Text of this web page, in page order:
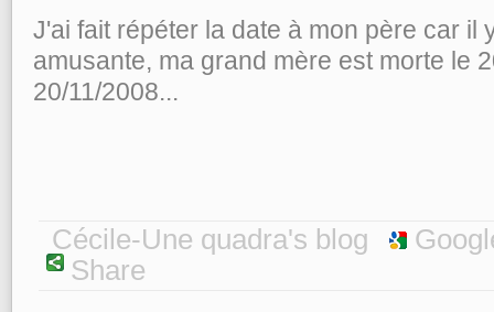
J'ai fait répéter la date à mon père car il
amusante, ma grand mère est morte le
20/11/2008...
Cécile-Une quadra's blog
Share